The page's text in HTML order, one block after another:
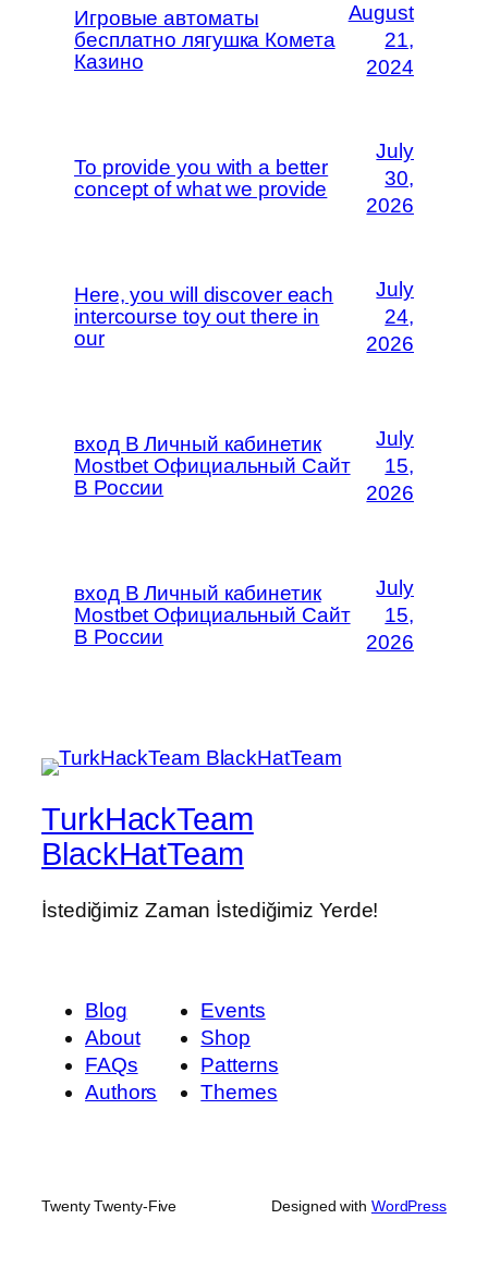
Игровые автоматы
бесплатно лягушка Комета
Казино
August
21,
2024
To provide you with a better
concept of what we provide
July
30,
2026
Here, you will discover each
intercourse toy out there in
our
July
24,
2026
вход В Личный кабинетик
Mostbet Официальный Сайт
В России
July
15,
2026
вход В Личный кабинетик
Mostbet Официальный Сайт
В России
July
15,
2026
TurkHackTeam
BlackHatTeam
İstediğimiz Zaman İstediğimiz Yerde!
Blog
About
FAQs
Authors
Events
Shop
Patterns
Themes
Twenty Twenty-Five Designed with WordPress